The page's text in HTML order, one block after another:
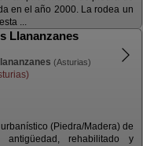
en el año 2000. La rodea un
...
Llananzanes
(Asturias)
(Piedra/Madera) de
rehabilitado y